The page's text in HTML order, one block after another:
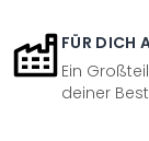
FÜR DICH
Ein
deiner